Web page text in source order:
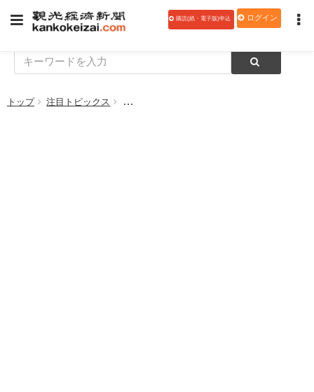
購読(紙・電子版)申込 ログイン
トップ 注目トピックス 国立科学博物館前と東京国立博物館前にポケ